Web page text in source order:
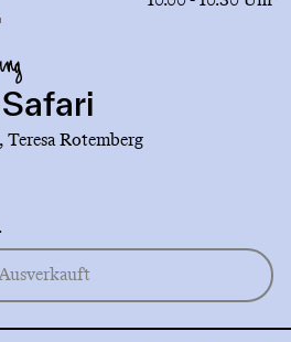
Rotemberg